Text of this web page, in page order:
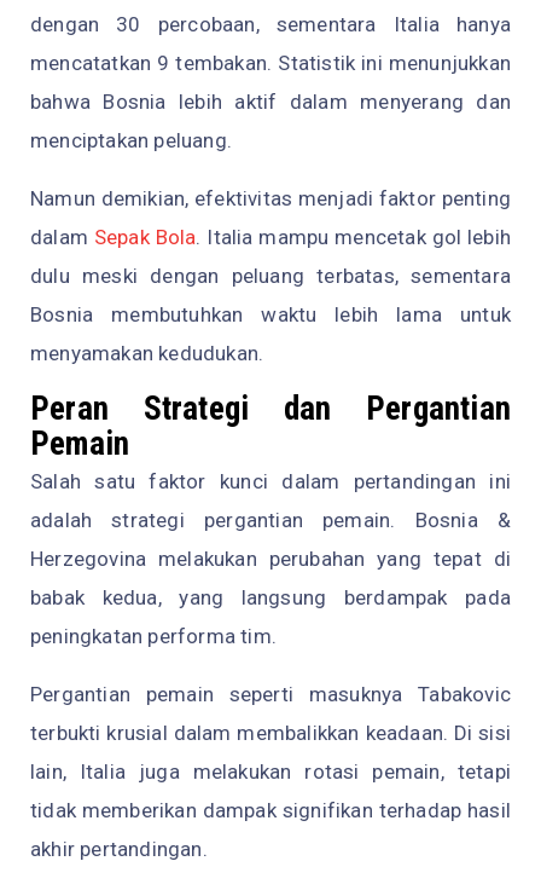
dengan 30 percobaan, sementara Italia hanya
mencatatkan 9 tembakan. Statistik ini menunjukkan
bahwa Bosnia lebih aktif dalam menyerang dan
menciptakan peluang.
Namun demikian, efektivitas menjadi faktor penting
dalam Sepak Bola. Italia mampu mencetak gol lebih
dulu meski dengan peluang terbatas, sementara
Bosnia membutuhkan waktu lebih lama untuk
menyamakan kedudukan.
Peran Strategi dan Pergantian
Pemain
Salah satu faktor kunci dalam pertandingan ini
adalah strategi pergantian pemain. Bosnia &
Herzegovina melakukan perubahan yang tepat di
babak kedua, yang langsung berdampak pada
peningkatan performa tim.
Pergantian pemain seperti masuknya Tabakovic
terbukti krusial dalam membalikkan keadaan. Di sisi
lain, Italia juga melakukan rotasi pemain, tetapi
tidak memberikan dampak signifikan terhadap hasil
akhir pertandingan.